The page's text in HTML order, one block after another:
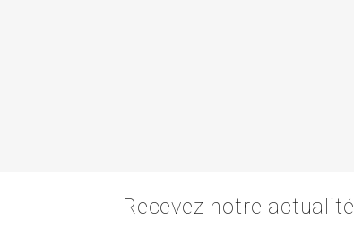
Recevez notre actualité